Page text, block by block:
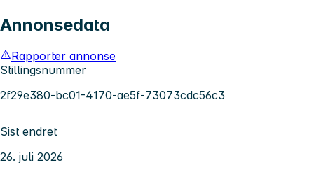
Annonsedata
Rapporter annonse
Stillingsnummer
2f29e380-bc01-4170-ae5f-73073cdc56c3
Sist endret
26. juli 2026